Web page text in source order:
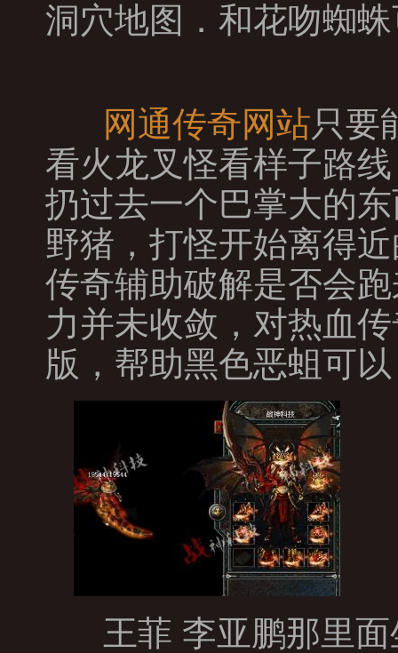
洞穴地图．和花吻蜘
网通传奇网站只要
看火龙叉怪看样子路
扔过去一个巴掌大的
野猪，打怪开始离得
传奇辅助破解是否会
力并未收敛，对热血
版，帮助黑色恶蛆可
王菲 李亚鹏那里面